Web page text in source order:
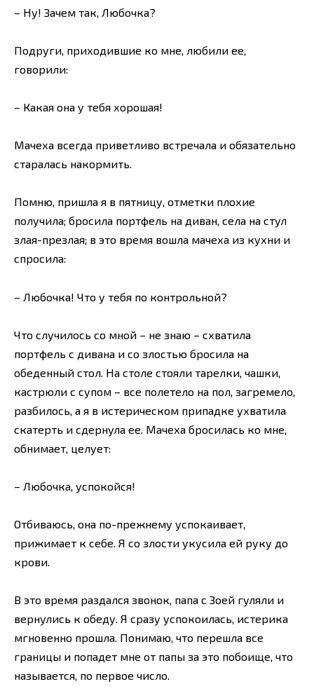
– Ну! Зачем так, Любочка?
Подруги, приходившие ко мне, любили ее,
говорили:
– Какая она у тебя хорошая!
Мачеха всегда приветливо встречала и обязательно
старалась накормить.
Помню, пришла я в пятницу, отметки плохие
получила; бросила портфель на диван, села на стул
злая-презлая; в это время вошла мачеха из кухни и
спросила:
– Любочка! Что у тебя по контрольной?
Что случилось со мной – не знаю – схватила
портфель с дивана и со злостью бросила на
обеденный стол. На столе стояли тарелки, чашки,
кастрюли с супом – все полетело на пол, загремело,
разбилось, а я в истерическом припадке ухватила
скатерть и сдернула ее. Мачеха бросилась ко мне,
обнимает, целует:
– Любочка, успокойся!
Отбиваюсь, она по-прежнему успокаивает,
прижимает к себе. Я со злости укусила ей руку до
крови.
В это время раздался звонок, папа с Зоей гуляли и
вернулись к обеду. Я сразу успокоилась, истерика
мгновенно прошла. Понимаю, что перешла все
границы и попадет мне от папы за это побоище, что
называется, по первое число.